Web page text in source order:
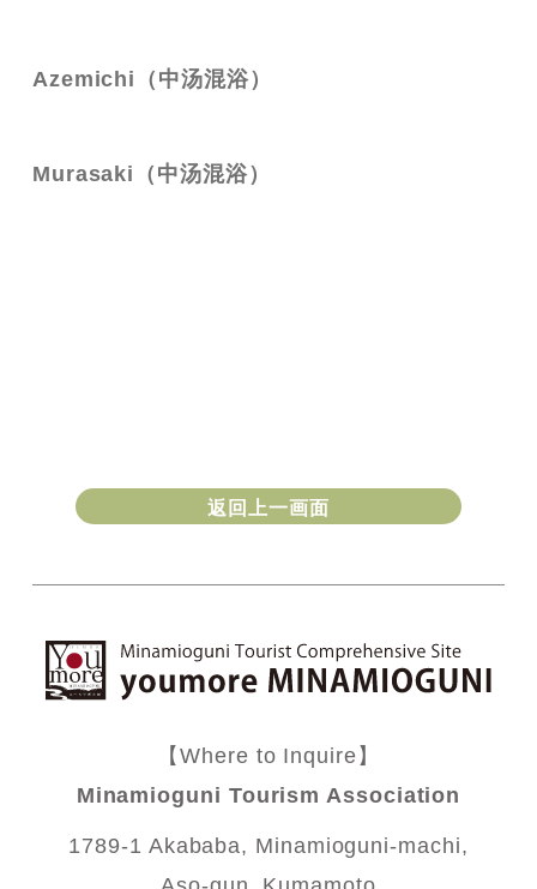
Azemichi（中汤混浴）
Murasaki（中汤混浴）
返回上一画面
【Where to Inquire】
Minamioguni Tourism Association
1789-1 Akababa, Minamioguni-machi,